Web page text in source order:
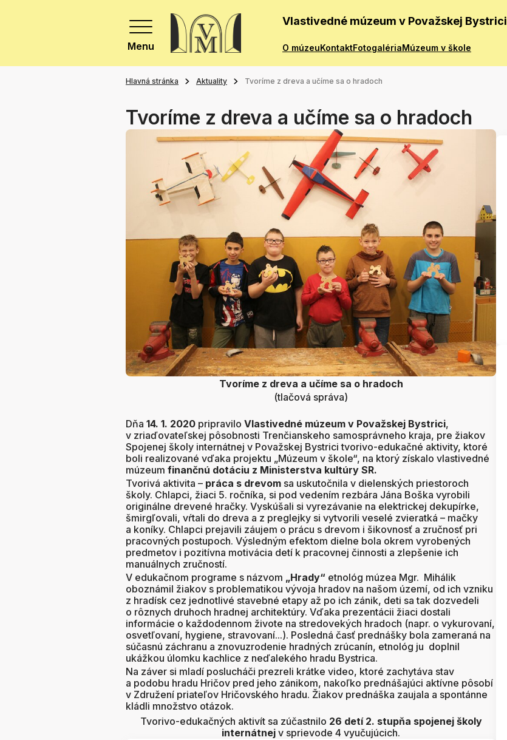
Menu
Vlastivedné múzeum v Považskej Bystrici
O múzeuKontaktFotogalériaMúzeum v škole
Hlavná stránka Aktuality Tvoríme z dreva a učíme sa o hradoch
Tvoríme z dreva a učíme sa o hradoch
Tvoríme z dreva a učíme sa o hradoch
(tlačová správa)
Dňa 14. 1. 2020 pripravilo Vlastivedné múzeum v Považskej Bystrici,
v zriaďovateľskej pôsobnosti Trenčianskeho samosprávneho kraja, pre žiakov
Spojenej školy internátnej v Považskej Bystrici tvorivo-edukačné aktivity, ktoré
boli realizované vďaka projektu „Múzeum v škole“, na ktorý získalo vlastivedné
múzeum finančnú dotáciu z Ministerstva kultúry SR.
Tvorivá aktivita – práca s drevom sa uskutočnila v dielenských priestoroch
školy. Chlapci, žiaci 5. ročníka, si pod vedením rezbára Jána Boška vyrobili
originálne drevené hračky. Vyskúšali si vyrezávanie na elektrickej dekupírke,
šmirgľovali, vŕtali do dreva a z preglejky si vytvorili veselé zvieratká – mačky
a koníky. Chlapci prejavili záujem o prácu s drevom i šikovnosť a zručnosť pri
pracovných postupoch. Výsledným efektom dielne bola okrem vyrobených
predmetov i pozitívna motivácia detí k pracovnej činnosti a zlepšenie ich
manuálnych zručností.
V edukačnom programe s názvom „Hrady“ etnológ múzea Mgr. Mihálik
oboznámil žiakov s problematikou vývoja hradov na našom území, od ich vzniku
z hradísk cez jednotlivé stavebné etapy až po ich zánik, deti sa tak dozvedeli
o rôznych druhoch hradnej architektúry. Vďaka prezentácii žiaci dostali
informácie o každodennom živote na stredovekých hradoch (napr. o vykurovaní,
osvetľovaní, hygiene, stravovaní...). Posledná časť prednášky bola zameraná na
súčasnú záchranu a znovuzrodenie hradných zrúcanín, etnológ ju doplnil
ukážkou úlomku kachlice z neďalekého hradu Bystrica.
Na záver si mladí poslucháči prezreli krátke video, ktoré zachytáva stav
a podobu hradu Hričov pred jeho zánikom, nakoľko prednášajúci aktívne pôsobí
v Združení priateľov Hričovského hradu. Žiakov prednáška zaujala a spontánne
kládli množstvo otázok.
Tvorivo-edukačných aktivít sa zúčastnilo 26 detí 2. stupňa spojenej školy
internátnej v sprievode 4 vyučujúcich.